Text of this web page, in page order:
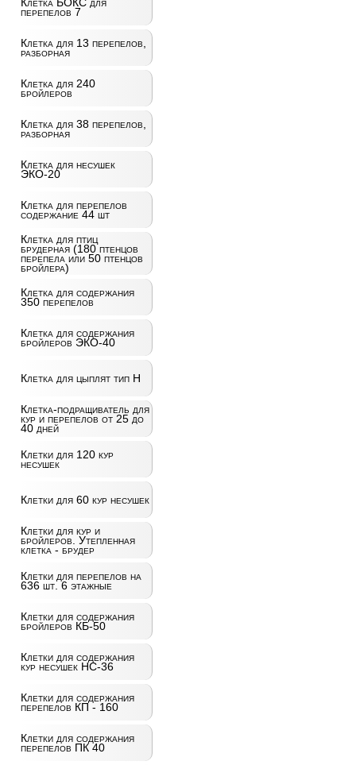
перепелов 7
Клетка для 13 перепелов,
разборная
Клетка для 240
бройлеров
Клетка для 38 перепелов,
разборная
Клетка для несушек
ЭКО-20
Клетка для перепелов
содержание 44 шт
Клетка для птиц
брудерная (180 птенцов
перепела или 50 птенцов
бройлера)
Клетка для содержания
350 перепелов
Клетка для содержания
бройлеров ЭКО-40
Клетка для цыплят тип Н
Клетка-подращиватель для
кур и перепелов от 25 до
40 дней
Клетки для 120 кур
несушек
Клетки для 60 кур несушек
Клетки для кур и
бройлеров. Утепленная
клетка - брудер
Клетки для перепелов на
636 шт. 6 этажные
Клетки для содержания
бройлеров КБ-50
Клетки для содержания
кур несушек НС-36
Клетки для содержания
перепелов КП - 160
Клетки для содержания
перепелов ПК 40